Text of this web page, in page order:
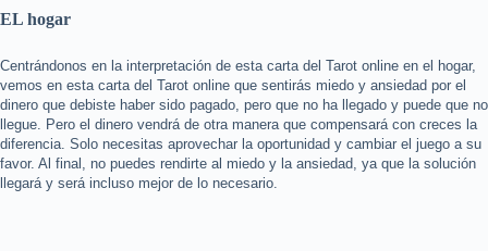
EL hogar
Centrándonos en la interpretación de esta carta del Tarot online en el hogar,
vemos en esta carta del Tarot online que sentirás miedo y ansiedad por el
dinero que debiste haber sido pagado, pero que no ha llegado y puede que no
llegue. Pero el dinero vendrá de otra manera que compensará con creces la
diferencia. Solo necesitas aprovechar la oportunidad y cambiar el juego a su
favor. Al final, no puedes rendirte al miedo y la ansiedad, ya que la solución
llegará y será incluso mejor de lo necesario.